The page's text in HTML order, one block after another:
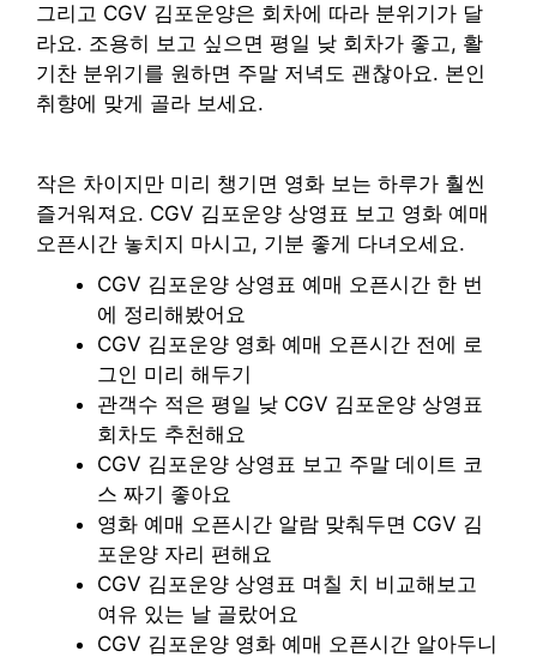
그리고 CGV 김포운양은 회차에 따라 분위기가 달
라요. 조용히 보고 싶으면 평일 낮 회차가 좋고, 활
기찬 분위기를 원하면 주말 저녁도 괜찮아요. 본인
취향에 맞게 골라 보세요.
작은 차이지만 미리 챙기면 영화 보는 하루가 훨씬
즐거워져요. CGV 김포운양 상영표 보고 영화 예매
오픈시간 놓치지 마시고, 기분 좋게 다녀오세요.
CGV 김포운양 상영표 예매 오픈시간 한 번
에 정리해봤어요
CGV 김포운양 영화 예매 오픈시간 전에 로
그인 미리 해두기
관객수 적은 평일 낮 CGV 김포운양 상영표
회차도 추천해요
CGV 김포운양 상영표 보고 주말 데이트 코
스 짜기 좋아요
영화 예매 오픈시간 알람 맞춰두면 CGV 김
포운양 자리 편해요
CGV 김포운양 상영표 며칠 치 비교해보고
여유 있는 날 골랐어요
CGV 김포운양 영화 예매 오픈시간 알아두니